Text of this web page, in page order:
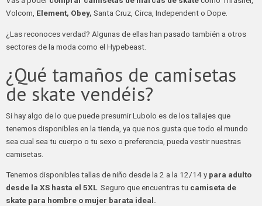
Volcom, Element, Obey, Santa Cruz, Circa, Independent o Dope.
¿Las reconoces verdad? Algunas de ellas han pasado también a otros
sectores de la moda como el Hypebeast.
¿Qué tamaños de camisetas
de skate vendéis?
Si hay algo de lo que puede presumir Lubolo es de los tallajes que
tenemos disponibles en la tienda, ya que nos gusta que todo el mundo
sea cual sea tu cuerpo o tu sexo o preferencia, pueda vestir nuestras
camisetas.
Tenemos disponibles tallas de niño desde la 2 a la 12/14 y para adulto
desde la XS hasta el 5XL . Seguro que encuentras tu camiseta de
skate para hombre o mujer barata ideal.